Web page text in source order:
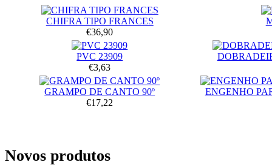
CHIFRA TIPO FRANCES
€36,90
PVC 23909
€3,63
GRAMPO DE CANTO 90º
€17,22
ENGENHO
Novos produtos